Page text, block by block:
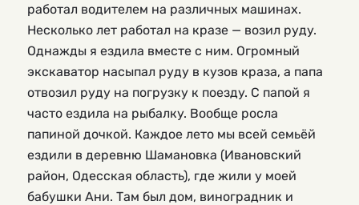
работал водителем на различных машинах.
Несколько лет работал на кразе — возил руду.
Однажды я ездила вместе с ним. Огромный
экскаватор насыпал руду в кузов краза, а папа
отвозил руду на погрузку к поезду. С папой я
часто ездила на рыбалку. Вообще росла
папиной дочкой. Каждое лето мы всей семьёй
ездили в деревню Шамановка (Ивановский
район, Одесская область), где жили у моей
бабушки Ани. Там был дом, виноградник и